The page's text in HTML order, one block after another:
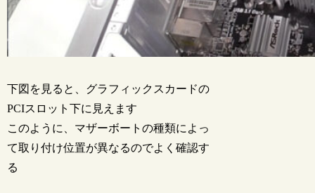
下図を見ると、グラフィックスカードの
PCIスロット下に見えます
このように、マザーボートの種類によっ
て取り付け位置が異なるのでよく確認す
る